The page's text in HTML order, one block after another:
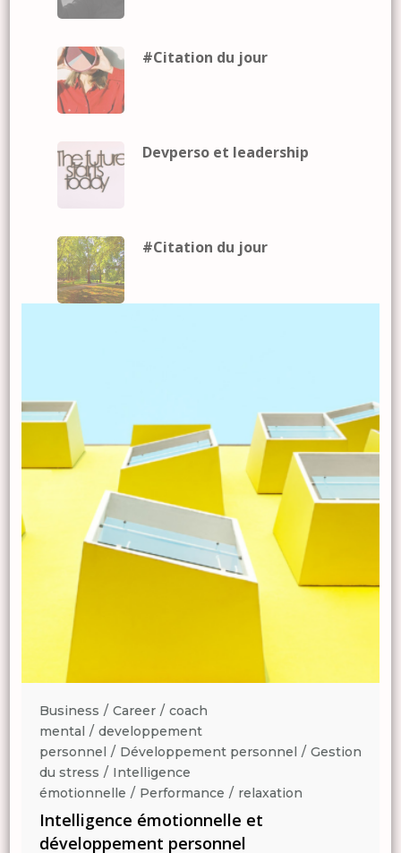
#Citation du jour
Devperso et leadership
#Citation du jour
Business Career
coach
mental
developpement
personnel
Développement personnel
Gestion
du stress
Intelligence
émotionnelle
Performance relaxation
Intelligence émotionnelle et
développement personnel